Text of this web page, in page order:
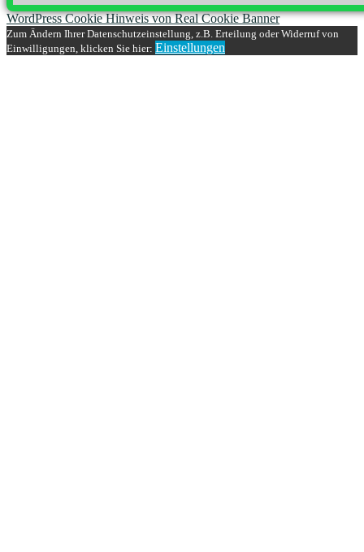
WordPress Cookie Hinweis von Real Cookie Banner
Zum Ändern Ihrer Datenschutzeinstellung, z.B. Erteilung oder Widerruf von
Einwilligungen, klicken Sie hier: Einstellungen